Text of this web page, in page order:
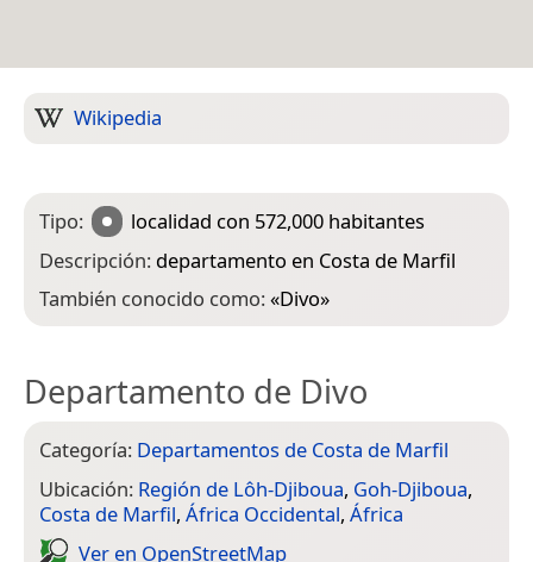
Wikipedia
Tipo: localidad con 572,000 habitantes
Descripción: departamento en Costa de Marfil
También conocido como:«Divo»
Departamento de Divo
Categoría: Departamentos de Costa de Marfil
Ubicación: Región de Lôh-Djiboua, Goh-Djiboua,
Costa de Marfil, África Occidental, África
Ver en Open­Street­Map